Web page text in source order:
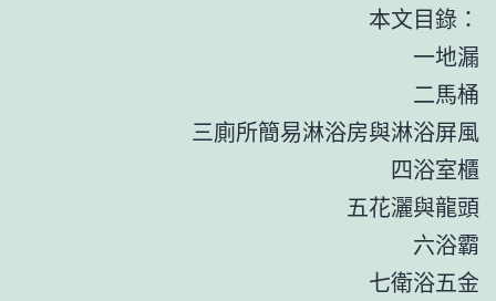
本文目錄：
一地漏
二馬桶
三廁所簡易淋浴房與淋浴屏風
四浴室櫃
五花灑與龍頭
六浴霸
七衛浴五金